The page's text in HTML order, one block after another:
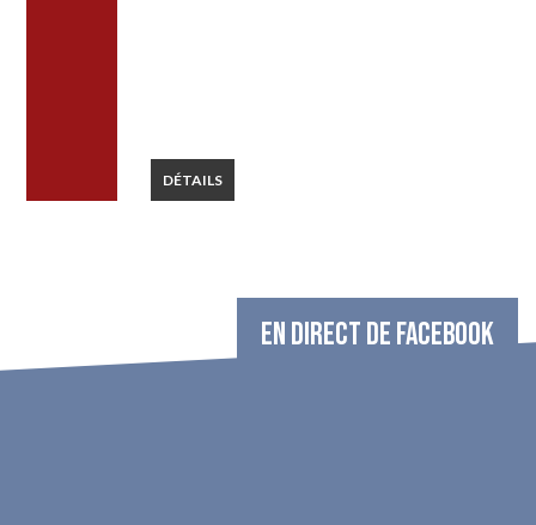
DÉTAILS
EN DIRECT DE FACEBOOK